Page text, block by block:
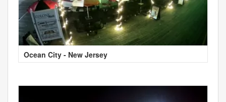
Ocean City - New Jersey